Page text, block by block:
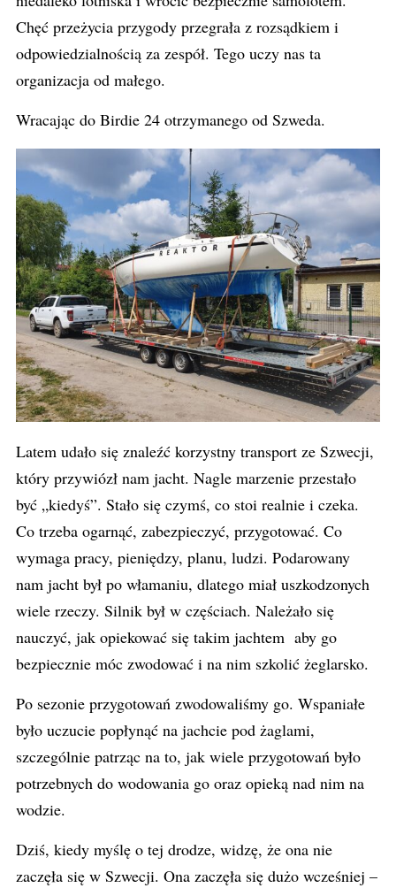
Chęć przeżycia przygody przegrała z rozsądkiem i
odpowiedzialnością za zespół. Tego uczy nas ta
organizacja od małego.
Wracając do Birdie 24 otrzymanego od Szweda.
Latem udało się znaleźć korzystny transport ze Szwecji,
który przywiózł nam jacht. Nagle marzenie przestało
być „kiedyś”. Stało się czymś, co stoi realnie i czeka.
Co trzeba ogarnąć, zabezpieczyć, przygotować. Co
wymaga pracy, pieniędzy, planu, ludzi. Podarowany
nam jacht był po włamaniu, dlatego miał uszkodzonych
wiele rzeczy. Silnik był w częściach. Należało się
nauczyć, jak opiekować się takim jachtem aby go
bezpiecznie móc zwodować i na nim szkolić żeglarsko.
Po sezonie przygotowań zwodowaliśmy go. Wspaniałe
było uczucie popłynąć na jachcie pod żaglami,
szczególnie patrząc na to, jak wiele przygotowań było
potrzebnych do wodowania go oraz opieką nad nim na
wodzie.
Dziś, kiedy myślę o tej drodze, widzę, że ona nie
zaczęła się w Szwecji. Ona zaczęła się dużo wcześniej –